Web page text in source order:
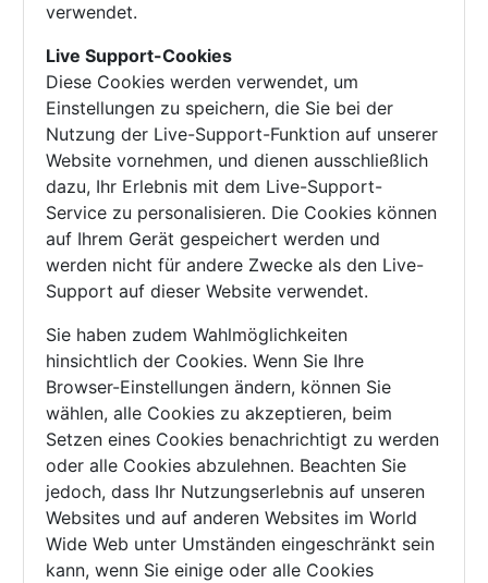
verwendet.
Live Support-Cookies
Diese Cookies werden verwendet, um
Einstellungen zu speichern, die Sie bei der
Nutzung der Live-Support-Funktion auf unserer
Website vornehmen, und dienen ausschließlich
dazu, Ihr Erlebnis mit dem Live-Support-
Service zu personalisieren. Die Cookies können
auf Ihrem Gerät gespeichert werden und
werden nicht für andere Zwecke als den Live-
Support auf dieser Website verwendet.
Sie haben zudem Wahlmöglichkeiten
hinsichtlich der Cookies. Wenn Sie Ihre
Browser-Einstellungen ändern, können Sie
wählen, alle Cookies zu akzeptieren, beim
Setzen eines Cookies benachrichtigt zu werden
oder alle Cookies abzulehnen. Beachten Sie
jedoch, dass Ihr Nutzungserlebnis auf unseren
Websites und auf anderen Websites im World
Wide Web unter Umständen eingeschränkt sein
kann, wenn Sie einige oder alle Cookies